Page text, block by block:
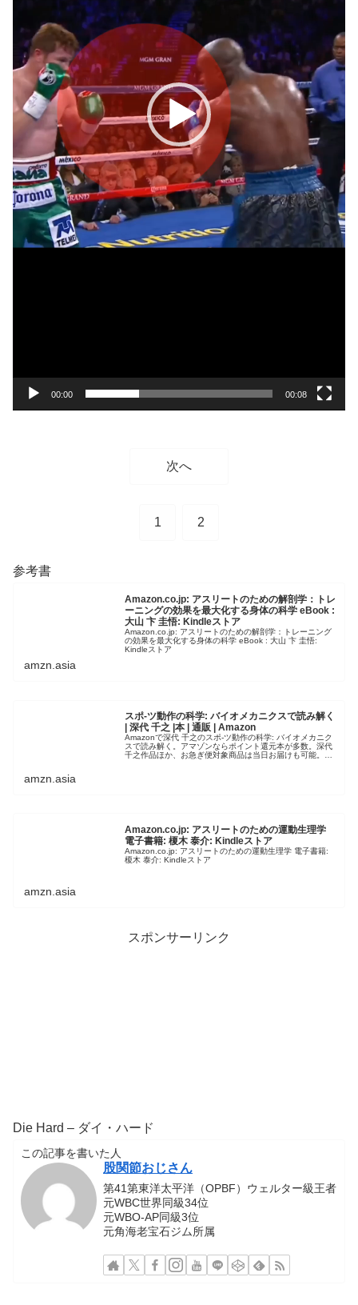
00:00 00:08
次へ
1 2
参考書
Amazon.co.jp: アスリートのための解剖学：トレ
ーニングの効果を最大化する身体の科学 eBook :
大山 卞 圭悟: Kindleストア
Amazon.co.jp: アスリートのための解剖学：トレーニング
の効果を最大化する身体の科学 eBook : 大山 卞 圭悟:
Kindleストア
amzn.asia
スポ-ツ動作の科学: バイオメカニクスで読み解く
| 深代 千之 |本 | 通販 | Amazon
Amazonで深代 千之のスポ-ツ動作の科学: バイオメカニク
スで読み解く。アマゾンならポイント還元本が多数。深代
千之作品ほか、お急ぎ便対象商品は当日お届けも可能。ま
amzn.asia
Amazon.co.jp: アスリートのための運動生理学
電子書籍: 榎木 泰介: Kindleストア
Amazon.co.jp: アスリートのための運動生理学 電子書籍:
榎木 泰介: Kindleストア
amzn.asia
スポンサーリンク
Die Hard – ダイ・ハード
この記事を書いた人
股関節おじさん
第41第東洋太平洋（OPBF）ウェルター級王者
元WBC世界同級34位
元WBO-AP同級3位
元角海老宝石ジム所属